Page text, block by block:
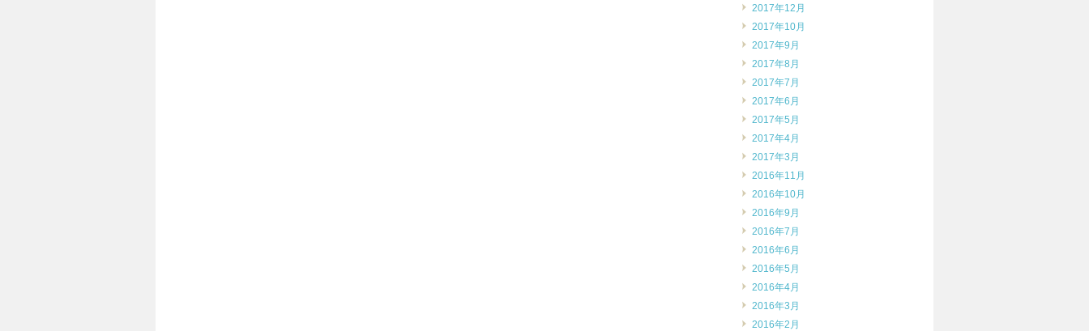
2017年12月
2017年10月
2017年9月
2017年8月
2017年7月
2017年6月
2017年5月
2017年4月
2017年3月
2016年11月
2016年10月
2016年9月
2016年7月
2016年6月
2016年5月
2016年4月
2016年3月
2016年2月